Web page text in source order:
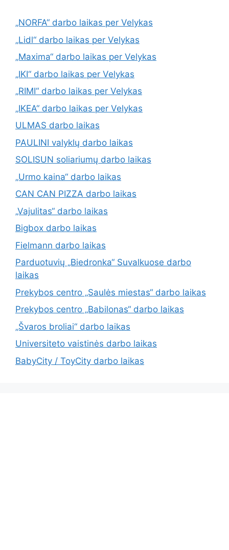
„NORFA“ darbo laikas per Velykas
„Lidl“ darbo laikas per Velykas
„Maxima“ darbo laikas per Velykas
„IKI“ darbo laikas per Velykas
„RIMI“ darbo laikas per Velykas
„IKEA“ darbo laikas per Velykas
ULMAS darbo laikas
PAULINI valyklų darbo laikas
SOLISUN soliariumų darbo laikas
„Urmo kaina“ darbo laikas
CAN CAN PIZZA darbo laikas
„Vajulitas“ darbo laikas
Bigbox darbo laikas
Fielmann darbo laikas
Parduotuvių „Biedronka“ Suvalkuose darbo
laikas
Prekybos centro „Saulės miestas“ darbo laikas
Prekybos centro „Babilonas“ darbo laikas
„Švaros broliai“ darbo laikas
Universiteto vaistinės darbo laikas
BabyCity / ToyCity darbo laikas